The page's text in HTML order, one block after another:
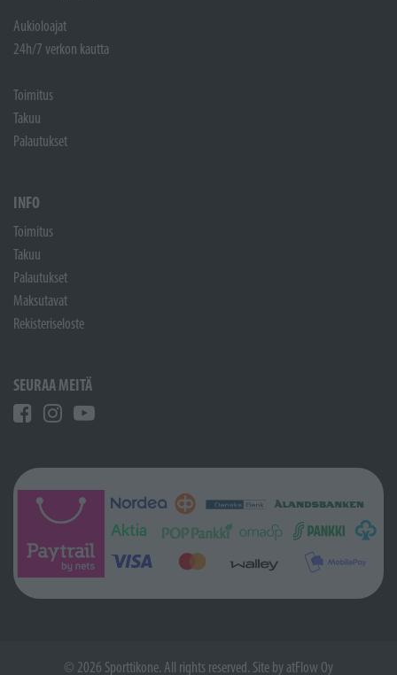
Aukioloajat
24h/7 verkon kautta
Toimitus
Takuu
Palautukset
INFO
Toimitus
Takuu
Palautukset
Maksutavat
Rekisteriseloste
SEURAA MEITÄ
© 2026 Sporttikone. All rights reserved. Site by atFlow Oy